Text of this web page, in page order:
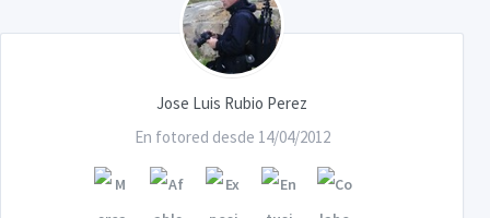
Jose Luis Rubio Perez
En fotored desde 14/04/2012